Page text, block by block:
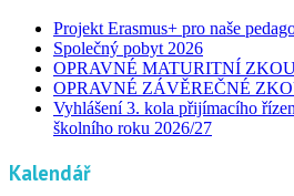
Projekt Erasmus+ pro naše
Společný pobyt 2026
OPRAVNÉ MATURITNÍ
OPRAVNÉ ZÁVĚREČNÉ
Vyhlášení 3. kola přijímacího
školního roku 2026/27
Kalendář